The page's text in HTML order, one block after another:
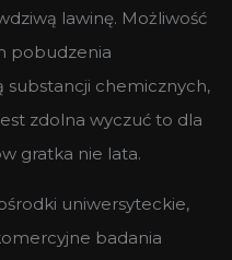
lawinę. Możliwość
pobudzenia
substancji chemicznych,
zdolna wyczuć to dla
gratka nie lata.
uniwersyteckie,
badania